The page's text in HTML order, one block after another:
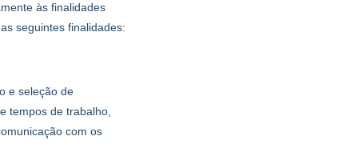
às finalidades
seguintes finalidades:
e seleção de
tempos de trabalho,
com os